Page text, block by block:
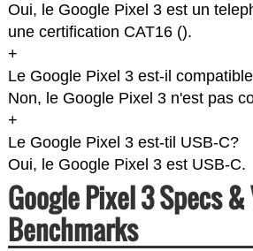
Oui, le Google Pixel 3 est un
une certification CAT16 ().
+
Le Google Pixel 3 est-il
Non, le Google Pixel 3 n'est pas
+
Le Google Pixel 3 est-til USB-C?
Oui, le Google Pixel 3 est USB-C.
Google Pixel 3 Specs
Benchmarks